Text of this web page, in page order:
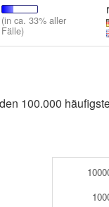
(in ca. 33% aller
Fälle)
100.000